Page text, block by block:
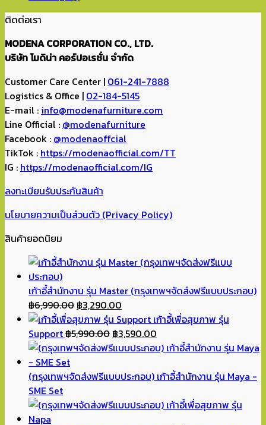
ติดต่อเรา
MODENA CORPORATION CO., LTD.
บริษัท โมดิน่า คอร์ปอเรชั่น จำกัด
Customer Care Center | 061-241-7888
Logistics & Office | 02-184-5145
E-mail : info@modenafurniture.com
Line Official : @modenafurniture
Facebook : @modenaoffcial
TikTok : https://modenaofficial.com/TT
IG : https://modenaofficial.com/IG
ลงทะเบียนรับประกันสินค้า
นโยบายความเป็นส่วนตัว (Privacy Policy)
สินค้ายอดนิยม
เก้าอี้สำนักงาน รุ่น Master (กรุงเทพฯจัดส่งฟรีแบบประกอบ)
฿6,990.00 Original
price
was:
฿6,990.00.
฿3,290.00
price
is:
฿3,290.00.
เก้าอี้เพื่อสุขภาพ รุ่น
Support฿5,990.00 Original
price
฿5,990.00.
฿3,590.00
price
฿3,590.00.
(กรุงเทพฯจัดส่งฟรีแบบประกอบ) เก้าอี้สำนักงาน รุ่น Maya -
SME Set